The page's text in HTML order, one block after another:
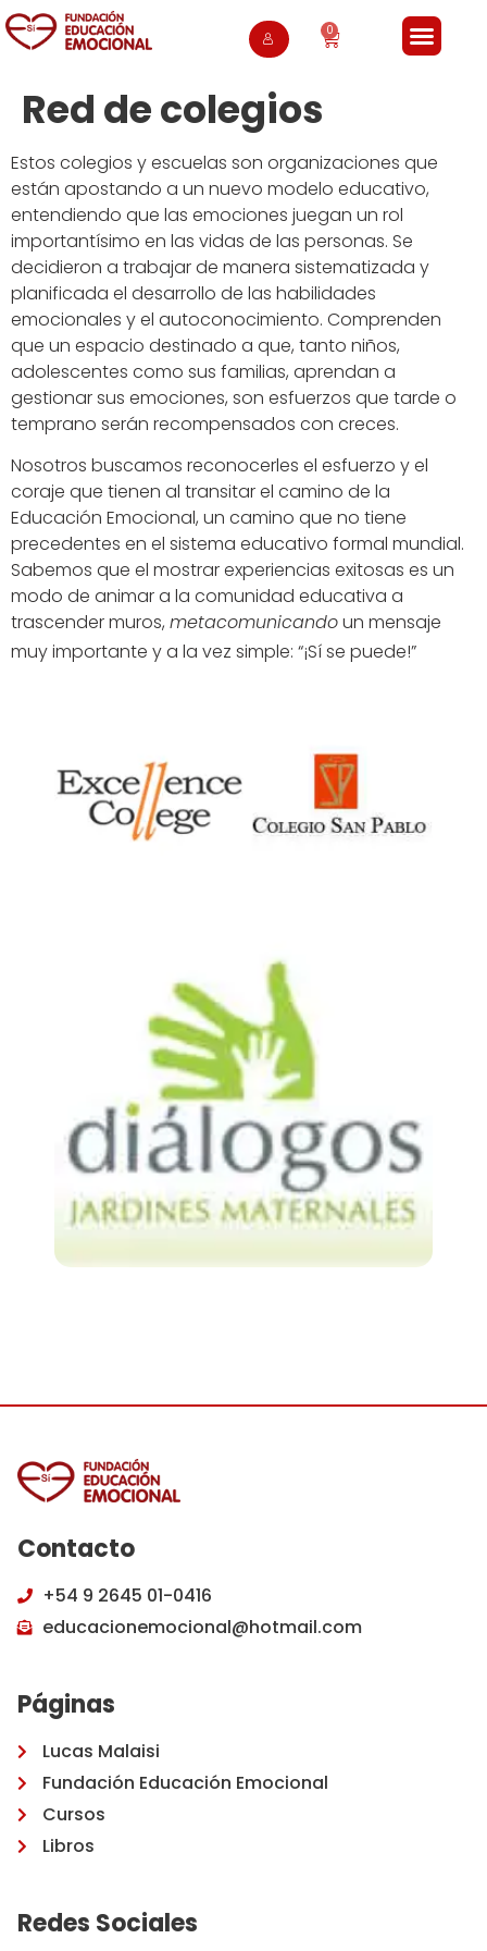
0
Red de colegios
Estos colegios y escuelas son organizaciones que
están apostando a un nuevo modelo educativo,
entendiendo que las emociones juegan un rol
importantísimo en las vidas de las personas. Se
decidieron a trabajar de manera sistematizada y
planificada el desarrollo de las habilidades
emocionales y el autoconocimiento. Comprenden
que un espacio destinado a que, tanto niños,
adolescentes como sus familias, aprendan a
gestionar sus emociones, son esfuerzos que tarde o
temprano serán recompensados con creces.
Nosotros buscamos reconocerles el esfuerzo y el
coraje que tienen al transitar el camino de la
Educación Emocional, un camino que no tiene
precedentes en el sistema educativo formal mundial.
Sabemos que el mostrar experiencias exitosas es un
modo de animar a la comunidad educativa a
trascender muros, metacomunicandoun mensaje
muy importante y a la vez simple: “¡Sí se puede!”
Contacto
+54 9 2645 01-0416
educacionemocional@hotmail.com
Páginas
Lucas Malaisi
Fundación Educación Emocional
Cursos
Libros
Redes Sociales